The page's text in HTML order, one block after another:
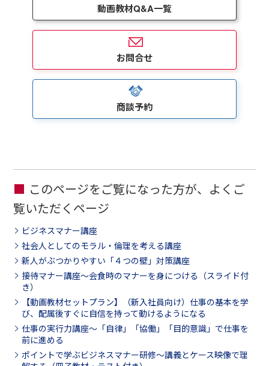
動画教材Q&A一覧
お問合せ
商談予約
このページをご覧になった方が、よくご
覧いただくページ
ビジネスマナー講座
社会人としてのモラル・倫理を考える講座
新人がぶつかりやすい「４つの壁」対策講座
接待マナー講座～会食時のマナーを身につける（スライド付
き）
【動画教材セットプラン】（新入社員向け）仕事の基本を学
び、配属後すぐに自信を持って動けるようになる
仕事の実行力講座～「自律」「協働」「目的意識」で仕事を
前に進める
ポイントで学ぶビジネスマナー研修～講義とケース映像で理